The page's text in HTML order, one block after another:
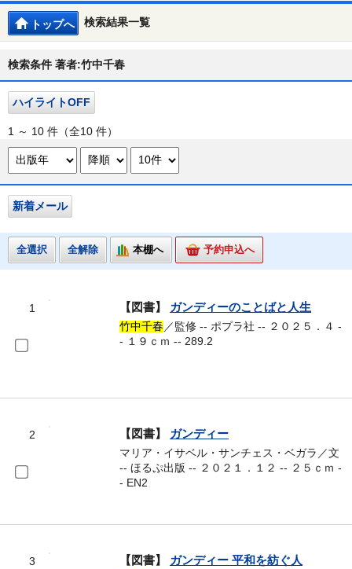
検索結果一覧
トップへ
検索条件 著者:竹中千春
ハイライトOFF
1 ～ 10 件（全10 件）
新着メール
全選択 全解除 本棚へ 予約申込へ
1 【図書】 ガンディーのことばと人生
竹中千春 ／監修 -- ポプラ社 -- ２０２５．４ -
- １９ｃｍ -- 289.2
2 【図書】 ガンディー
マリア・イサベル・サンチェス・ベガラ／文
-- ほるぷ出版 -- ２０２１．１２ -- ２５ｃｍ -
- EN2
3 【図書】 ガンディー 平和を紡ぐ人